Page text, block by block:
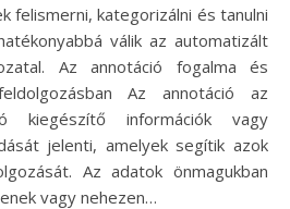
felismerni, kategorizálni és tanulni
válik az automatizált
Az annotáció fogalma és
Az annotáció az
kiegészítő információk vagy
jelenti, amelyek segítik azok
Az adatok önmagukban
vagy nehezen…